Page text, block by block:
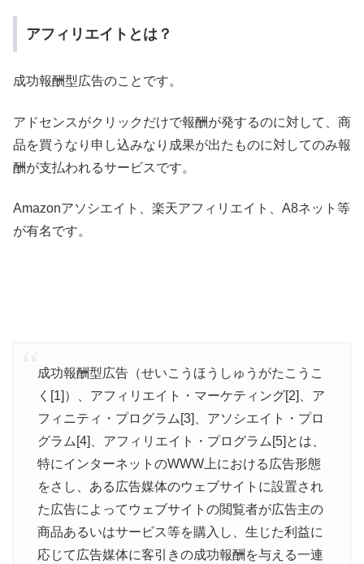
アフィリエイトとは？
成功報酬型広告のことです。
アドセンスがクリックだけで報酬が発するのに対して、商
品を買うなり申し込みなり成果が出たものに対してのみ報
酬が支払われるサービスです。
Amazonアソシエイト、楽天アフィリエイト、A8ネット等
が有名です。
成功報酬型広告（せいこうほうしゅうがたこうこ
く[1]）、アフィリエイト・マーケティング[2]、ア
フィニティ・プログラム[3]、アソシエイト・プロ
グラム[4]、アフィリエイト・プログラム[5]とは、
特にインターネットのWWW上における広告形態
をさし、ある広告媒体のウェブサイトに設置され
た広告によってウェブサイトの閲覧者が広告主の
商品あるいはサービス等を購入し、生じた利益に
応じて広告媒体に客引きの成功報酬を与える一連